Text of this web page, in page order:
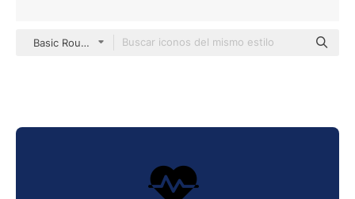
Basic Rounded Filled